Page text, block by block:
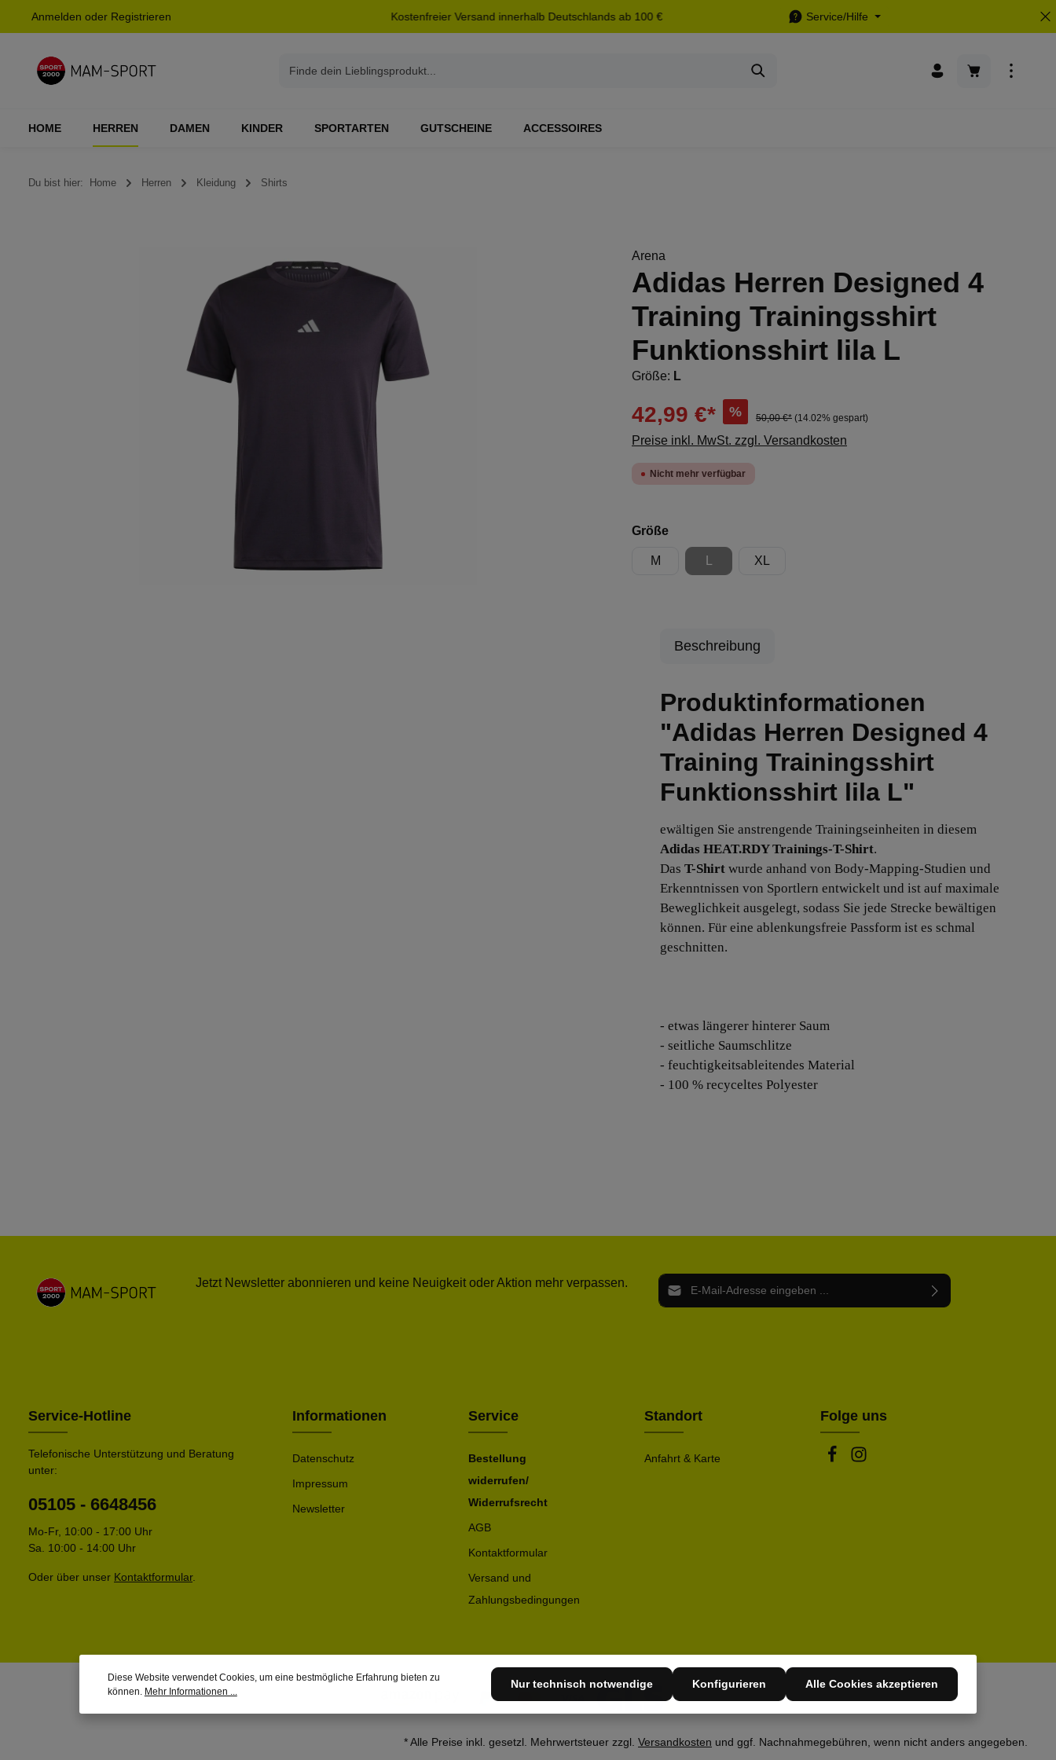
Zur Hauptnavigation springen
Anmelden oder Registrieren Kostenfreier Versand innerhalb Deutschlands ab 100 € Service/Hilfe
Warenkorb
HOME HERREN DAMEN KINDER SPORTARTEN GUTSCHEINE ACCESSOIRES
Du bist hier: Home Herren Kleidung Shirts
Arena
Adidas Herren Designed 4
Training Trainingsshirt
Funktionsshirt lila L
Größe: L
42,99 €* % 50,00 €* (14.02% gespart)
Preise inkl. MwSt. zzgl. Versandkosten
Nicht mehr verfügbar
Größeauswählen
M
(Diese Option ist zurzeit nicht verfügbar.)
XL
Beschreibung
Produktinformationen
"Adidas Herren Designed 4
Training Trainingsshirt
Funktionsshirt lila L"
ewältigen Sie anstrengende Trainingseinheiten in diesem
Adidas HEAT.RDY Trainings-T-Shirt.
Das T-Shirt wurde anhand von Body-Mapping-Studien und
Erkenntnissen von Sportlern entwickelt und ist auf maximale
Beweglichkeit ausgelegt, sodass Sie jede Strecke bewältigen
können. Für eine ablenkungsfreie Passform ist es schmal
geschnitten.
- etwas längerer hinterer Saum
- seitliche Saumschlitze
- feuchtigkeitsableitendes Material
- 100 % recyceltes Polyester
Jetzt Newsletter abonnieren und keine Neuigkeit oder Aktion mehr verpassen. E-Mail-Adresse*
Service-Hotline
Telefonische Unterstützung und Beratung
unter:
05105 - 6648456
Mo-Fr, 10:00 - 17:00 Uhr
Sa. 10:00 - 14:00 Uhr
Oder über unser Kontaktformular.
Informationen
Datenschutz
Impressum
Newsletter
Service
Bestellung
widerrufen/
Widerrufsrecht
AGB
Kontaktformular
Versand und
Zahlungsbedingungen
Standort
Anfahrt & Karte
Folge uns
* Alle Preise inkl. gesetzl. Mehrwertsteuer zzgl. Versandkosten und ggf. Nachnahmegebühren, wenn nicht anders angegeben.
Diese Website verwendet Cookies, um eine bestmögliche Erfahrung bieten zu
können. Mehr Informationen ...
Nur technisch notwendige Konfigurieren Alle Cookies akzeptieren